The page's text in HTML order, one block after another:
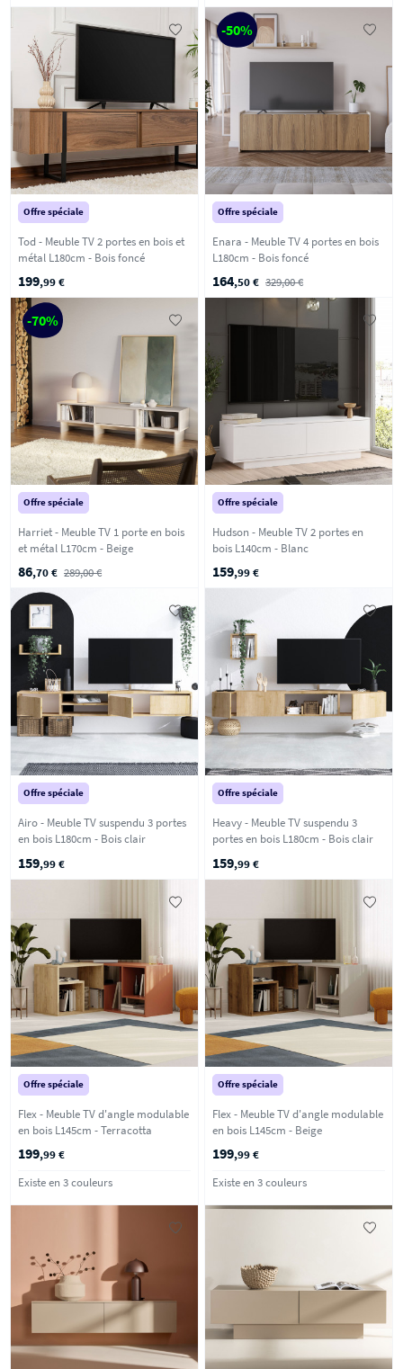
Offre spéciale
Tod - Meuble TV 2 portes en bois et
métal L180cm - Bois foncé
199,99 €
-50%
Offre spéciale
Enara - Meuble TV 4 portes en bois
L180cm - Bois foncé
164,50 € 329,00 €
-70%
Offre spéciale
Harriet - Meuble TV 1 porte en bois
et métal L170cm - Beige
86,70 € 289,00 €
Offre spéciale
Hudson - Meuble TV 2 portes en
bois L140cm - Blanc
159,99 €
Offre spéciale
Airo - Meuble TV suspendu 3 portes
en bois L180cm - Bois clair
159,99 €
Offre spéciale
Heavy - Meuble TV suspendu 3
portes en bois L180cm - Bois clair
159,99 €
Offre spéciale
Flex - Meuble TV d'angle modulable
en bois L145cm - Terracotta
199,99 €
Existe en 3 couleurs
Offre spéciale
Flex - Meuble TV d'angle modulable
en bois L145cm - Beige
199,99 €
Existe en 3 couleurs